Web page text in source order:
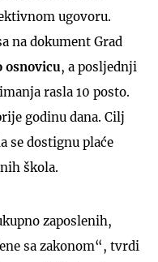
ugovoru.
na dokument Grad
osnovicu, a posljednji
rasla 10 posto.
godinu dana. Cilj
se dostignu plaće
škola.
zaposlenih,
sa zakonom“, tvrdi